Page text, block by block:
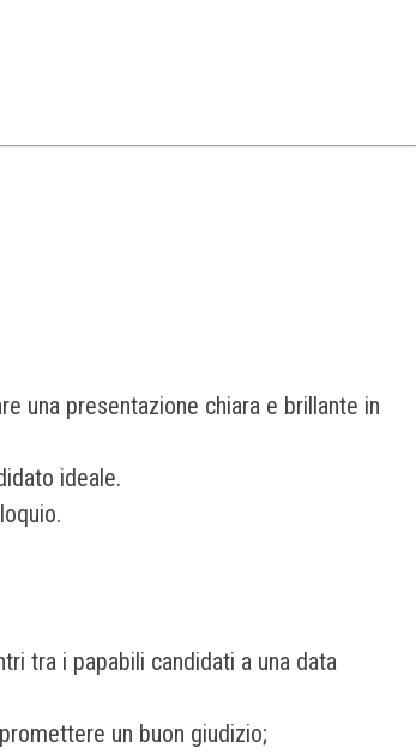
una presentazione chiara e brillante in
ideale.
tra i papabili candidati a una data
un buon giudizio;